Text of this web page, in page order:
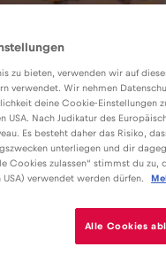
zu bieten, verwenden wir auf
verwendet. Wir nehmen
deine Cookie-Einstellungen
USA. Nach Judikatur des
Es besteht daher das Risiko,
unterliegen und dir
Cookies zulassen“ stimmst du zu,
verwendet werden dürfen.
Alle Cookies